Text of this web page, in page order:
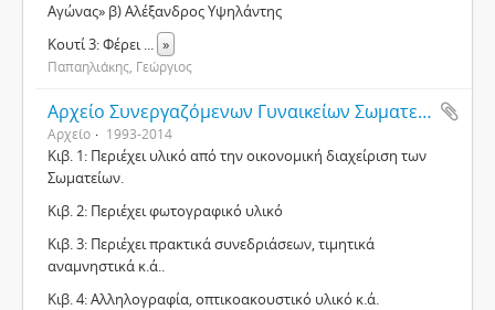
Αγώνας» β) Αλέξανδρος Υψηλάντης
Κουτί 3: Φέρει... »
Παπαηλιάκης, Γεώργιος
Αρχείο Συνεργαζόμενων Γυναικείων Σωματείων Θεσσαλονίκης
Αρχείο 1993-2014
Κιβ. 1: Περιέχει υλικό από την οικονομική διαχείριση των
Σωματείων.
Κιβ. 2: Περιέχει φωτογραφικό υλικό
Κιβ. 3: Περιέχει πρακτικά συνεδριάσεων, τιμητικά
αναμνηστικά κ.ά..
Κιβ. 4: Αλληλογραφία, οπτικοακουστικό υλικό κ.ά.